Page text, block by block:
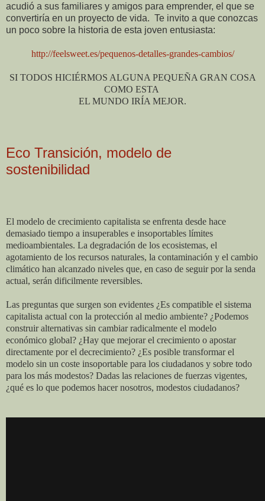
acudió a sus familiares y amigos para emprender, el que se
convertiría en un proyecto de vida. Te invito a que conozcas
un poco sobre la historia de esta joven entusiasta:
http://feelsweet.es/pequenos-detalles-grandes-cambios/
SI TODOS HICIÉRMOS ALGUNA PEQUEÑA GRAN COSA
COMO ESTA
EL MUNDO IRÍA MEJOR.
Eco Transición, modelo de
sostenibilidad
El modelo de crecimiento capitalista se enfrenta desde hace
demasiado tiempo a insuperables e insoportables límites
medioambientales. La degradación de los ecosistemas, el
agotamiento de los recursos naturales, la contaminación y el cambio
climático han alcanzado niveles que, en caso de seguir por la senda
actual, serán dificilmente reversibles.
Las preguntas que surgen son evidentes ¿Es compatible el sistema
capitalista actual con la protección al medio ambiente? ¿Podemos
construir alternativas sin cambiar radicalmente el modelo
económico global? ¿Hay que mejorar el crecimiento o apostar
directamente por el decrecimiento? ¿Es posible transformar el
modelo sin un coste insoportable para los ciudadanos y sobre todo
para los más modestos? Dadas las relaciones de fuerzas vigentes,
¿qué es lo que podemos hacer nosotros, modestos ciudadanos?